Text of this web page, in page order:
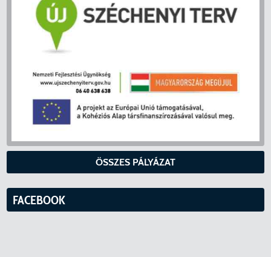
ÖSSZES PÁLYÁZAT
FACEBOOK